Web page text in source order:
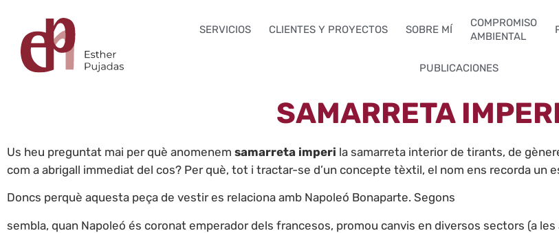
SERVICIOS CLIENTES Y PROYECTOS SOBRE MÍ
COMPROMISO
AMBIENTAL
PUBLICACIONES
SAMARRETA
Us heu preguntat mai per què anomenem samarreta imperi la samarreta interior de tirants, de
com a abrigall immediat del cos? Per què, tot i tractar-se d’un concepte tèxtil, el nom ens recorda un
Doncs perquè aquesta peça de vestir es relaciona amb Napoleó Bonaparte. Segons
sembla, quan Napoleó és coronat emperador dels francesos, promou canvis en diversos sectors (a